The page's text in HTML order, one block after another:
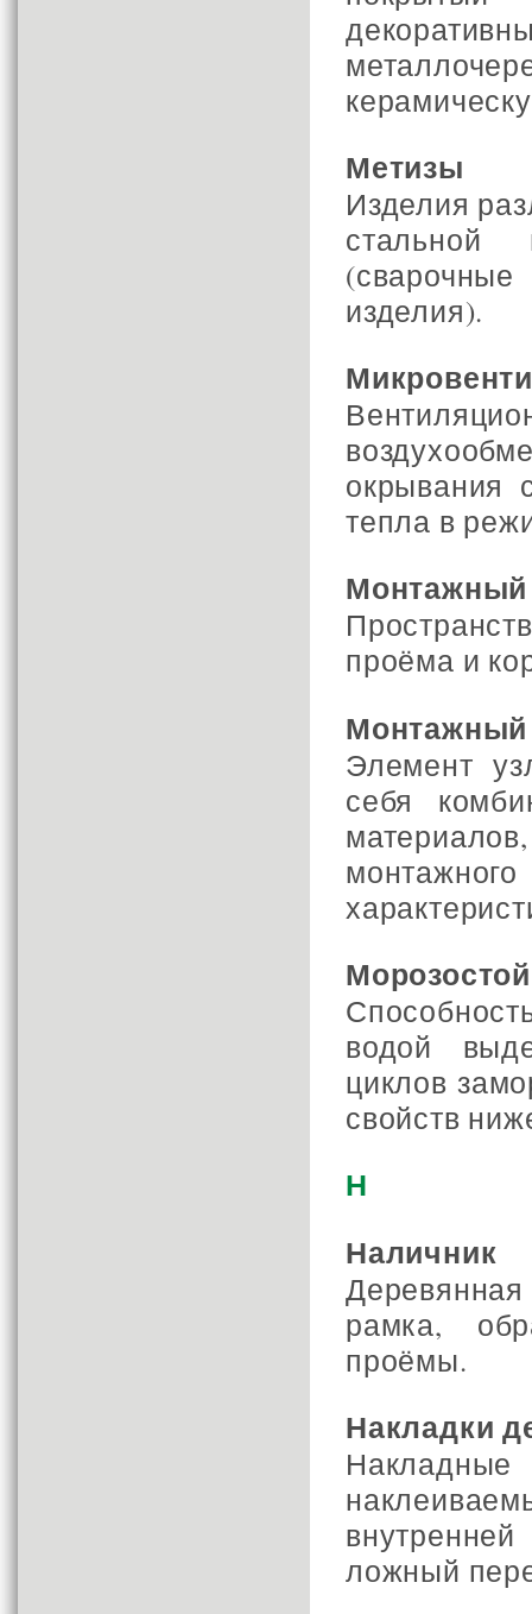
Метизы
Изделия
стальной
изделия).
окрывания
тепла в
Монтажный
проёма и
Элемент
себя
водой
циклов
свойств
Н
Наличник
рамка,
проёмы.
Накладки
ложный